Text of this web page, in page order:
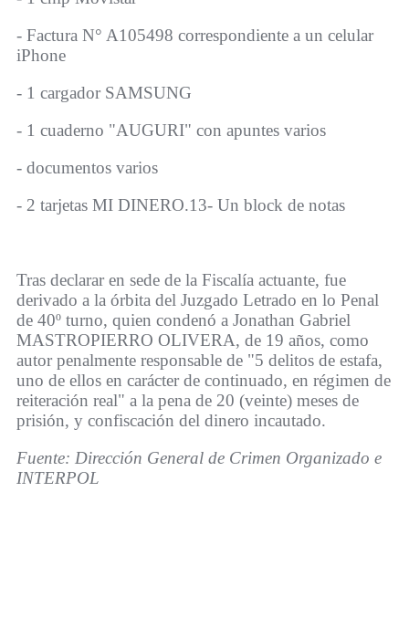
- Factura N° A105498 correspondiente a un celular
iPhone
- 1 cargador SAMSUNG
- 1 cuaderno "AUGURI" con apuntes varios
- documentos varios
- 2 tarjetas MI DINERO.13- Un block de notas
Tras declarar en sede de la Fiscalía actuante, fue
derivado a la órbita del Juzgado Letrado en lo Penal
de 40º turno, quien condenó a Jonathan Gabriel
MASTROPIERRO OLIVERA, de 19 años, como
autor penalmente responsable de "5 delitos de estafa,
uno de ellos en carácter de continuado, en régimen de
reiteración real" a la pena de 20 (veinte) meses de
prisión, y confiscación del dinero incautado.
Fuente: Dirección General de Crimen Organizado e
INTERPOL